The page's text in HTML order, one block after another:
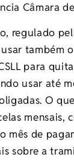
Câmara
regulado
também
para
usar até
O
mensais,
mês de
sobre a